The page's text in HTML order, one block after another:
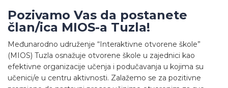
Pozivamo Vas da postanete
član/ica MIOS-a Tuzla!
Međunarodno udruženje “Interaktivne otvorene škole”
(MIOS) Tuzla osnažuje otvorene škole u zajednici kao
efektivne organizacije učenja i podučavanja u kojima su
učenici/e u centru aktivnosti. Zalažemo se za pozitivne